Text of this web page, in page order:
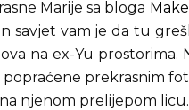
Marije sa bloga
savjet vam je da tu
na ex-Yu prostorima.
prekrasnim
njenom prelijepom